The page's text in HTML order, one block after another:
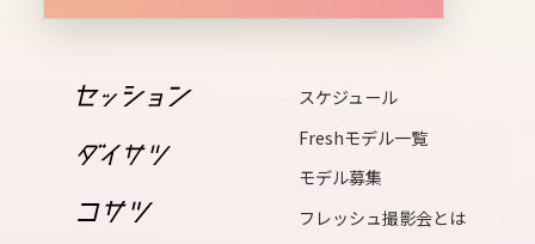
16
17
fri
sat
スケジュール
Freshモデル一覧
モデル募集
フレッシュ撮影会とは